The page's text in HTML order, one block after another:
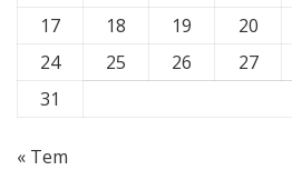
17
18 19 20
24
25 26 27
31
« Tem